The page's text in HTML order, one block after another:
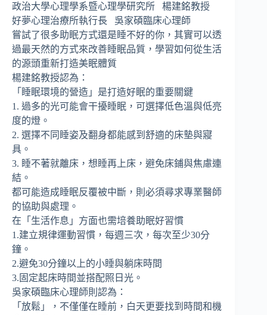
政治大學心理學系暨心理學研究所 楊建銘教授
好夢心理治療所執行長 吳家碩臨床心理師
嘗試了很多助眠方式還是睡不好的你，其實可以透
過最天然的方式來改善睡眠品質，學習如何從生活
的源頭重新打造美眠體質
楊建銘教授認為：
「睡眠環境的營造」是打造好眠的重要關鍵
1. 過多的光可能會干擾睡眠，可選擇低色溫與低亮
度的燈。
2. 選擇不同睡姿及翻身都能感到舒適的床墊與寢
具。
3. 睡不著就離床，想睡再上床，避免床鋪與焦慮連
結。
都可能造成睡眠反覆被中斷，則必須尋求專業醫師
的協助與處理。
在「生活作息」方面也需培養助眠好習慣
1.建立規律運動習慣，每週三次，每次至少30分
鐘。
2.避免30分鐘以上的小睡與躺床時間
3.固定起床時間並搭配照日光。
吳家碩臨床心理師則認為：
「放鬆」，不僅僅在睡前，白天更要找到時間和機